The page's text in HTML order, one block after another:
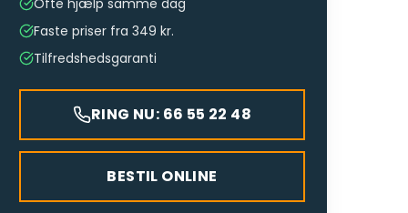
Ofte hjælp samme dag
Faste priser fra 349 kr.
Tilfredshedsgaranti
RING NU: 66 55 22 48
BESTIL ONLINE